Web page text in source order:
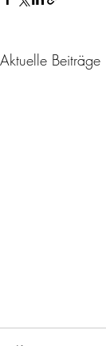
Aktuelle Beiträge